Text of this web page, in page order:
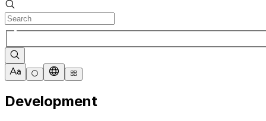
Development